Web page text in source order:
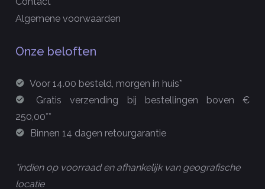
Algemene voorwaarden
Onze beloften
Voor 14.00 besteld, morgen in huis*
Gratis verzending bij bestellingen boven €
250,00**
Binnen 14 dagen retourgarantie
*indien op voorraad en afhankelijk van geografische
locatie